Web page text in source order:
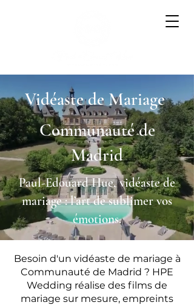
Vidéaste de Mariage
Communauté de
Madrid
Paul-Edouard Hue, vidéaste de
mariage : l’art de sublimer vos
émotions.
Besoin d'un vidéaste de mariage à
Communauté de Madrid ? HPE
Wedding réalise des films de
mariage sur mesure, empreints